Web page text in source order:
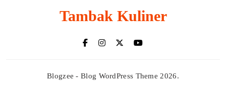
Tambak Kuliner
Blogzee - Blog WordPress Theme 2026.